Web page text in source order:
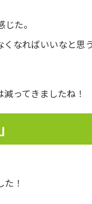
た。
なればいいなと思う
ってきましたね！
！